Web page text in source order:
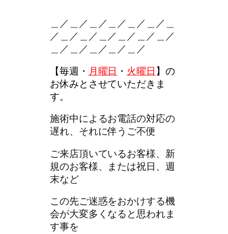
＿／＿／＿／＿／＿／＿／＿
／＿／＿／＿／＿／＿／＿／
＿／＿／＿／＿／＿／
【毎週・ 月曜日 ・ 火曜日】 の
お休みとさせていただきま
す。
施術中によるお電話の対応の
遅れ、それに伴うご不便
ご来店頂いているお客様、新
規のお客様、または祝日、週
末など
この先ご迷惑をおかけする機
会が大変多くなると思われま
す事を